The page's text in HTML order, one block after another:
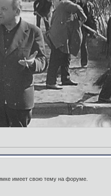
имеет свою тему на форуме.